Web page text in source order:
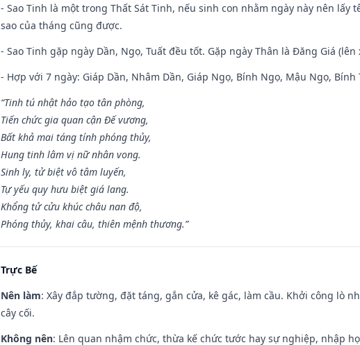
- Sao Tinh là một trong Thất Sát Tinh, nếu sinh con nhằm ngày này nên lấy
sao của tháng cũng được.
- Sao Tinh gặp ngày Dần, Ngọ, Tuất đều tốt. Gặp ngày Thân là Đăng Giá
- Hợp với 7 ngày: Giáp Dần, Nhâm Dần, Giáp Ngọ, Bính Ngọ, Mậu Ngọ, Bính
“Tinh tú nhật hảo tạo tân phòng,
Tiến chức gia quan cận Đế vương,
Bất khả mai táng tính phóng thủy,
Hung tinh lâm vị nữ nhân vong.
Sinh ly, tử biệt vô tâm luyến,
Tự yếu quy hưu biệt giá lang.
Khổng tử cửu khúc châu nan độ,
Phóng thủy, khai câu, thiên mệnh thương.”
Trực Bế
Nên làm: Xây đắp tường, đặt táng, gắn cửa, kê gác, làm cầu. Khởi công lò
cây cối.
Không nên: Lên quan nhậm chức, thừa kế chức tước hay sự nghiệp, nhập